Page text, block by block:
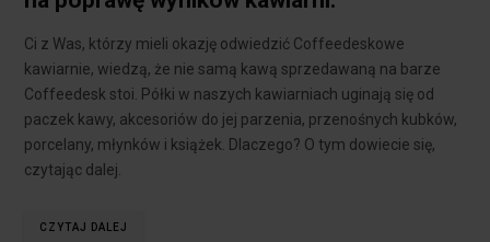
Ci z Was, którzy mieli okazję odwiedzić Coffeedeskowe
kawiarnie, wiedzą, że nie samą kawą sprzedawaną na barze
Coffeedesk stoi. Półki w naszych kawiarniach uginają się od
paczek kawy, akcesoriów do jej parzenia, przenośnych kubków,
porcelany, młynków i książek. Dlaczego? O tym dowiecie się,
czytając dalej.
CZYTAJ DALEJ